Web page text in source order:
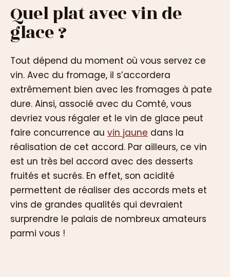
Quel plat avec vin de
glace ?
Tout dépend du moment où vous servez ce
vin. Avec du fromage, il s’accordera
extrêmement bien avec les fromages à pate
dure. Ainsi, associé avec du Comté, vous
devriez vous régaler et le vin de glace peut
faire concurrence au vin jaune dans la
réalisation de cet accord. Par ailleurs, ce vin
est un très bel accord avec des desserts
fruités et sucrés. En effet, son acidité
permettent de réaliser des accords mets et
vins de grandes qualités qui devraient
surprendre le palais de nombreux amateurs
parmi vous !